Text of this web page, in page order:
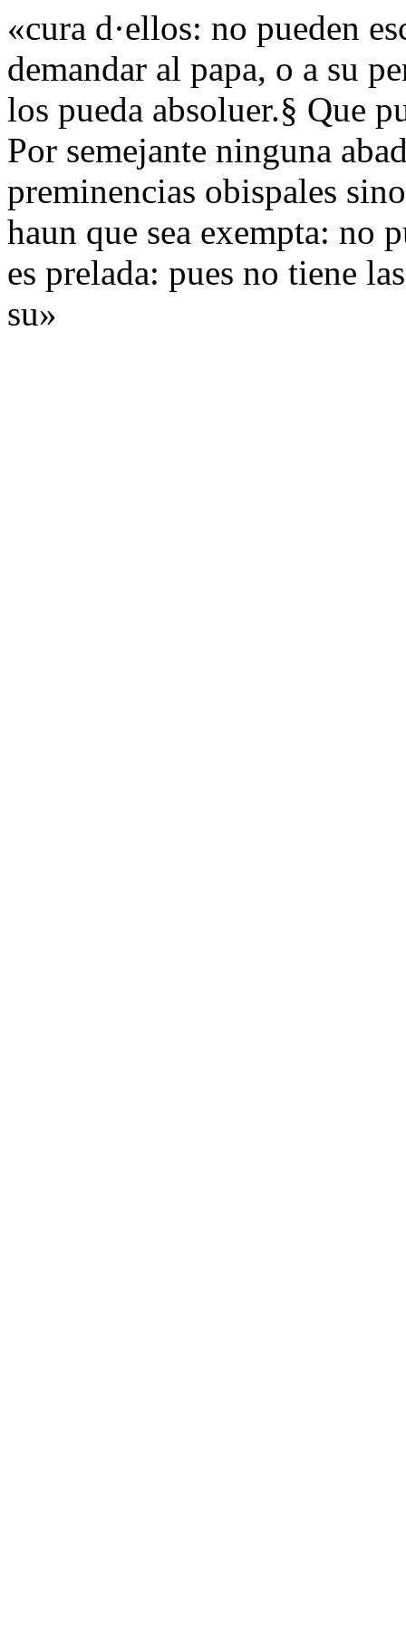
«cura d·ellos: no pueden
demandar al papa, o a su
los pueda absoluer.§ Que
Por semejante ninguna
preminencias obispales
haun que sea exempta: no
es prelada: pues no tiene
su»